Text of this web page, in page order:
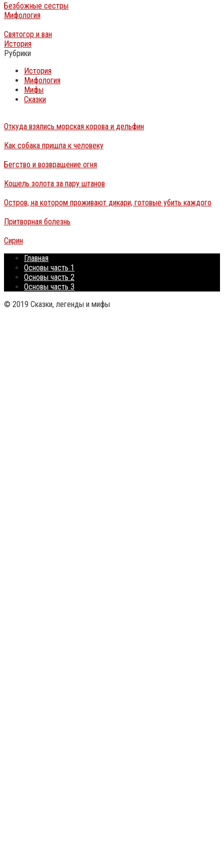
Безбожные сестры
Мифология
Святогор и ван
История
Рубрики
История
Мифология
Мифы
Сказки
Откуда взялись морская корова и дельфин
Как собака пришла к человеку
Бегство и возвращение огня
Кошель золота за пару штанов
Остров, на котором проживают дикари, готовые убить каждого
Притворная болезнь
Сирин
Главная
Основы часть 1
Основы часть 2
Основы часть 3
© 2019 Сказки, легенды и мифы